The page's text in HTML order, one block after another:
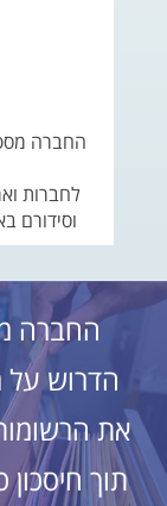
החברה
לחברות
וסידורם
החברה
הדרוש על
את
תוך